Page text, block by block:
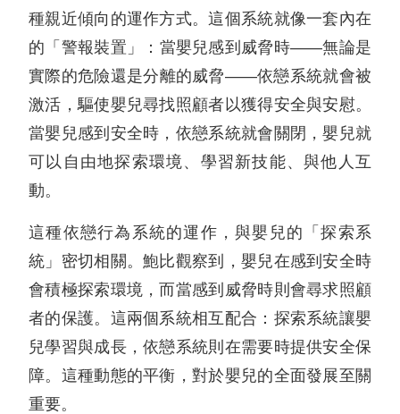
種親近傾向的運作方式。這個系統就像一套內在
的「警報裝置」：當嬰兒感到威脅時——無論是
實際的危險還是分離的威脅——依戀系統就會被
激活，驅使嬰兒尋找照顧者以獲得安全與安慰。
當嬰兒感到安全時，依戀系統就會關閉，嬰兒就
可以自由地探索環境、學習新技能、與他人互
動。
這種依戀行為系統的運作，與嬰兒的「探索系
統」密切相關。鮑比觀察到，嬰兒在感到安全時
會積極探索環境，而當感到威脅時則會尋求照顧
者的保護。這兩個系統相互配合：探索系統讓嬰
兒學習與成長，依戀系統則在需要時提供安全保
障。這種動態的平衡，對於嬰兒的全面發展至關
重要。